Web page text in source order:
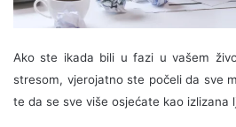
Ako ste ikada bili u fazi u vašem
stresom, vjerojatno ste počeli da sve
te da se sve više osjećate kao izlizana